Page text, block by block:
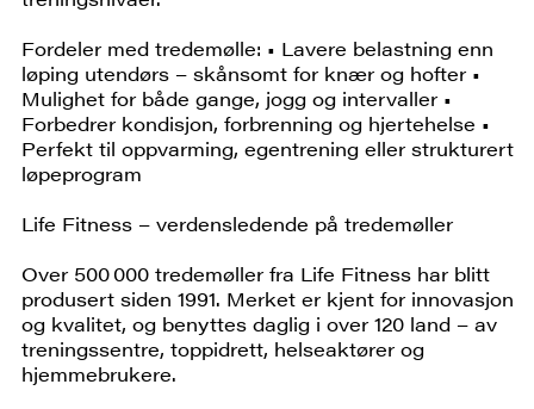
Fordeler med tredemølle: • Lavere belastning enn
løping utendørs – skånsomt for knær og hofter •
Mulighet for både gange, jogg og intervaller •
Forbedrer kondisjon, forbrenning og hjertehelse •
Perfekt til oppvarming, egentrening eller strukturert
løpeprogram
Life Fitness – verdensledende på tredemøller
Over 500 000 tredemøller fra Life Fitness har blitt
produsert siden 1991. Merket er kjent for innovasjon
og kvalitet, og benyttes daglig i over 120 land – av
treningssentre, toppidrett, helseaktører og
hjemmebrukere.